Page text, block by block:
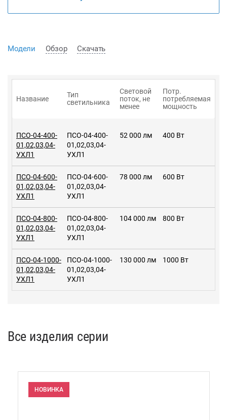
Модели Обзор Скачать
Название
Тип
светильника
Световой
поток, не
менее
Потр.
потребляемая
мощность
ПСО-04-400-
01,02,03,04-
УХЛ1
ПСО-04-400-
01,02,03,04-
УХЛ1
52 000 лм 400 Вт
ПСО-04-600-
01,02,03,04-
УХЛ1
ПСО-04-600-
01,02,03,04-
УХЛ1
78 000 лм 600 Вт
ПСО-04-800-
01,02,03,04-
УХЛ1
ПСО-04-800-
01,02,03,04-
УХЛ1
104 000 лм 800 Вт
ПСО-04-1000-
01,02,03,04-
УХЛ1
ПСО-04-1000-
01,02,03,04-
УХЛ1
130 000 лм 1000 Вт
Все изделия серии
НОВИНКА